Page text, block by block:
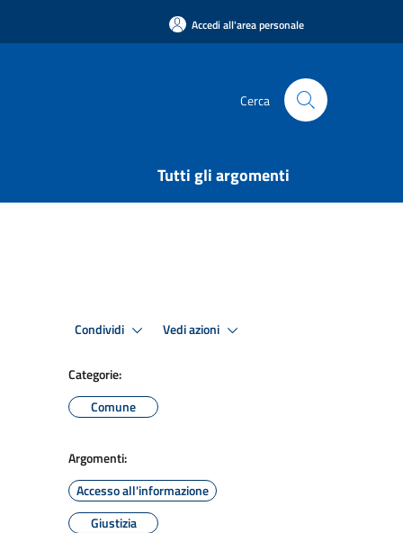
Accedi all'area personale
Cerca
Tutti gli argomenti
Condividi Vedi azioni
Categorie:
Comune
Argomenti:
Accesso all'informazione
Giustizia